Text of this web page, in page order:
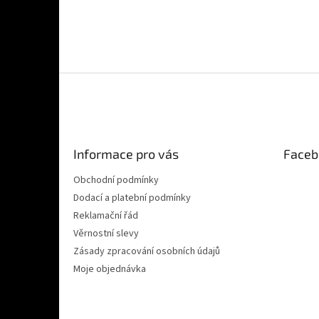
Informace pro vás
Obchodní podmínky
Dodací a platební podmínky
Reklamační řád
Věrnostní slevy
Zásady zpracování osobních údajů
Moje objednávka